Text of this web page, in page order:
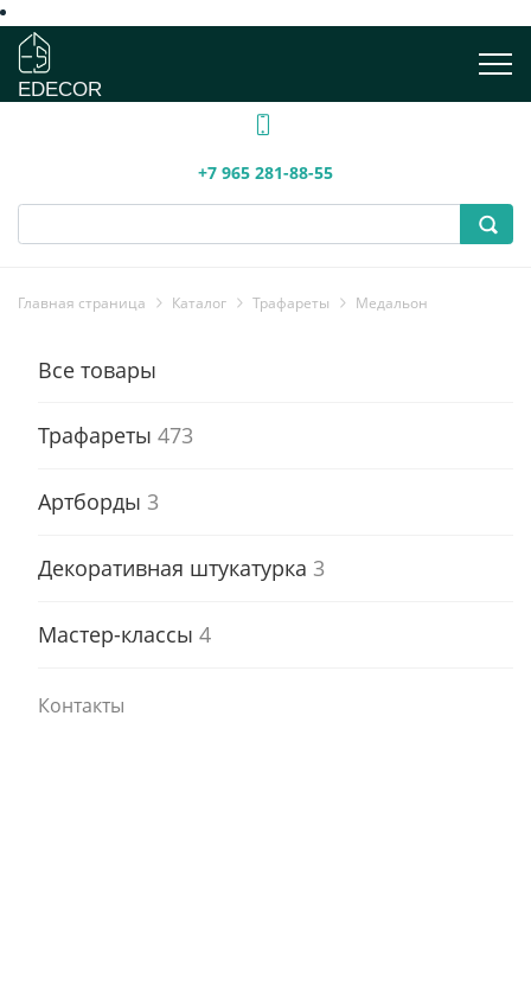
EDECOR
+7 965 281-88-55
Главная страница Каталог Трафареты Медальон
Все товары
Трафареты 473
Артборды 3
Декоративная штукатурка 3
Мастер-классы 4
Контакты